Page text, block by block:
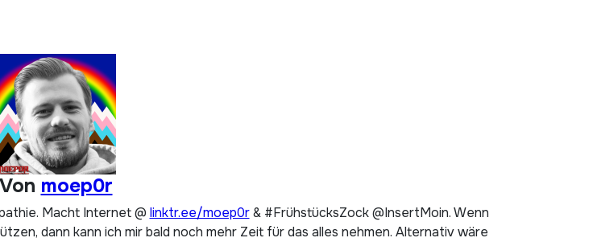
Von moep0r
Macht Internet @ linktr.ee/moep0r& #FrühstücksZock @InsertMoin. Wenn
dann kann ich mir bald noch mehr Zeit für das alles nehmen. Alternativ wäre